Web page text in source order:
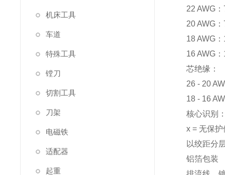
机床工具
车道
特殊工具
镗刀
切割工具
刀架
电磁铁
适配器
起重
22 AWG
20 AWG
18 AWG
16 AWG
芯绝缘：
26 - 20
18 - 16
核心识别
x = 无保护
以绞距分
铝箔包装